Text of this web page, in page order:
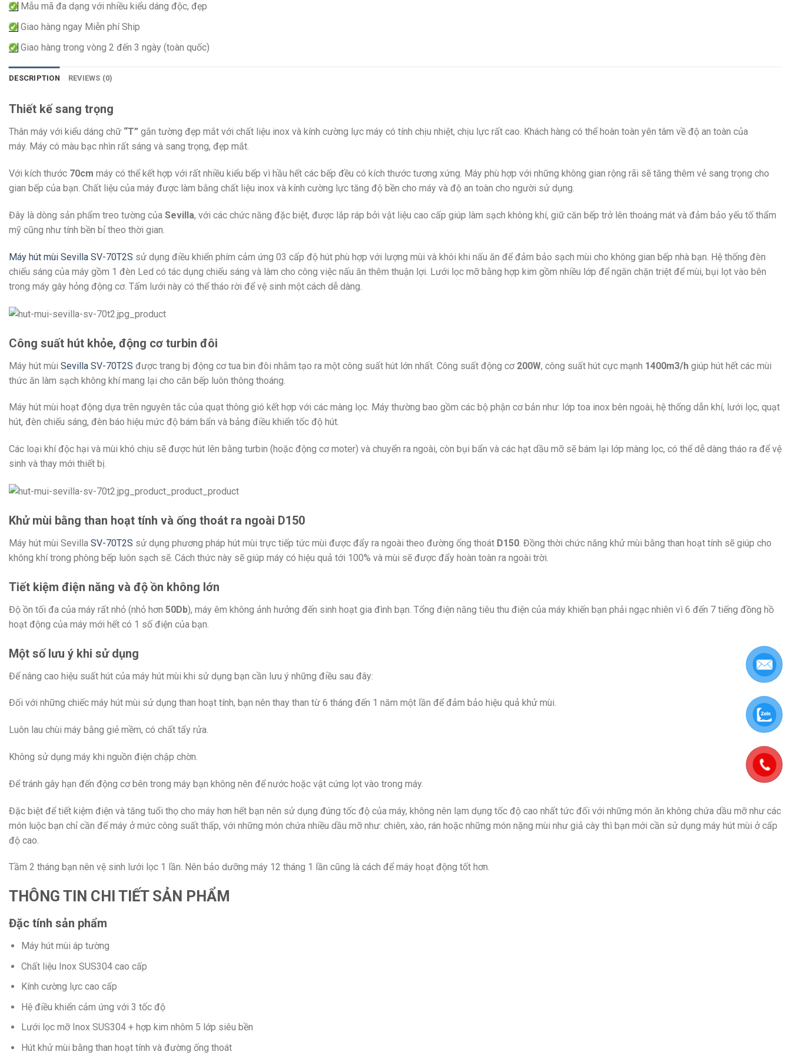
Mẫu mã đa dạng với nhiều kiểu dáng độc, đẹp
Giao hàng ngay Miễn phí Ship
Giao hàng trong vòng 2 đến 3 ngày (toàn quốc)
DESCRIPTION REVIEWS (0)
Thiết kế sang trọng
Thân máy với kiểu dáng chữ “T” gắn tường đẹp mắt với chất liệu inox và kính cường lực máy có tính chịu nhiệt, chịu lực rất cao. Khách hàng có thể hoàn toàn yên tâm về độ an toàn của
máy. Máy có màu bạc nhìn rất sáng và sang trọng, đẹp mắt.
Với kích thước 70cm máy có thể kết hợp với rất nhiều kiểu bếp vì hầu hết các bếp đều có kích thước tương xứng. Máy phù hợp với những không gian rộng rãi sẽ tăng thêm vẻ sang trọng cho
gian bếp của bạn. Chất liệu của máy được làm bằng chất liệu inox và kính cường lực tăng độ bền cho máy và độ an toàn cho người sử dụng.
Đây là dòng sản phẩm treo tường của Sevilla, với các chức năng đặc biệt, được lắp ráp bởi vật liệu cao cấp giúp làm sạch không khí, giữ căn bếp trở lên thoáng mát và đảm bảo yếu tố thẩm
mỹ cũng như tính bền bỉ theo thời gian.
Máy hút mùi Sevilla SV-70T2S sử dụng điều khiển phím cảm ứng 03 cấp độ hút phù hợp với lượng mùi và khói khi nấu ăn để đảm bảo sạch mùi cho không gian bếp nhà bạn. Hệ thống đèn
chiếu sáng của máy gồm 1 đèn Led có tác dụng chiếu sáng và làm cho công việc nấu ăn thêm thuận lợi. Lưới lọc mỡ bằng hợp kim gồm nhiều lớp để ngăn chặn triệt để mùi, bụi lọt vào bên
trong máy gây hỏng động cơ. Tấm lưới này có thể tháo rời để vệ sinh một cách dễ dàng.
Công suất hút khỏe, động cơ turbin đôi
Máy hút mùi Sevilla SV-70T2S được trang bị động cơ tua bin đôi nhằm tạo ra một công suất hút lớn nhất. Công suất động cơ 200W, công suất hút cực mạnh 1400m3/h giúp hút hết các mùi
thức ăn làm sạch không khí mang lại cho căn bếp luôn thông thoáng.
Máy hút mùi hoạt động dựa trên nguyên tắc của quạt thông gió kết hợp với các màng lọc. Máy thường bao gồm các bộ phận cơ bản như: lớp toa inox bên ngoài, hệ thống dẫn khí, lưới lọc, quạt
hút, đèn chiếu sáng, đèn báo hiệu mức độ bám bẩn và bảng điều khiển tốc độ hút.
Các loại khí độc hại và mùi khó chịu sẽ được hút lên bằng turbin (hoặc động cơ moter) và chuyển ra ngoài, còn bụi bẩn và các hạt dầu mỡ sẽ bám lại lớp màng lọc, có thể dễ dàng tháo ra để vệ
sinh và thay mới thiết bị.
Khử mùi bằng than hoạt tính và ống thoát ra ngoài D150
Máy hút mùi Sevilla SV-70T2S sử dụng phương pháp hút mùi trực tiếp tức mùi được đẩy ra ngoài theo đường ống thoát D150. Đồng thời chức năng khử mùi bằng than hoạt tính sẽ giúp cho
không khí trong phòng bếp luôn sạch sẽ. Cách thức này sẽ giúp máy có hiệu quả tới 100% và mùi sẽ được đẩy hoàn toàn ra ngoài trời.
Tiết kiệm điện năng và độ ồn không lớn
Độ ồn tối đa của máy rất nhỏ (nhỏ hơn 50Db), máy êm không ảnh hưởng đến sinh hoạt gia đình bạn. Tổng điện năng tiêu thu điện của máy khiến bạn phải ngạc nhiên vì 6 đến 7 tiếng đồng hồ
hoạt động của máy mới hết có 1 số điện của bạn.
Một số lưu ý khi sử dụng
Để nâng cao hiệu suất hút của máy hút mùi khi sử dụng bạn cần lưu ý những điều sau đây:
Đối với những chiếc máy hút mùi sử dụng than hoạt tính, bạn nên thay than từ 6 tháng đến 1 năm một lần để đảm bảo hiệu quả khử mùi.
Luôn lau chùi máy bằng giẻ mềm, có chất tẩy rửa.
Không sử dụng máy khi nguồn điện chập chờn.
Để tránh gây hạn đến động cơ bên trong máy bạn không nên để nước hoặc vật cứng lọt vào trong máy.
Đặc biệt để tiết kiệm điện và tăng tuổi thọ cho máy hơn hết bạn nên sử dụng đúng tốc độ của máy, không nên lạm dụng tốc độ cao nhất tức đối với những món ăn không chứa dầu mỡ như các
món luộc bạn chỉ cần để máy ở mức công suất thấp, với những món chứa nhiều dầu mỡ như: chiên, xào, rán hoặc những món nặng mùi như giả cày thì bạn mới cần sử dụng máy hút mùi ở cấp
độ cao.
Tầm 2 tháng bạn nên vệ sinh lưới lọc 1 lần. Nên bảo dưỡng máy 12 tháng 1 lần cũng là cách để máy hoạt động tốt hơn.
THÔNG TIN CHI TIẾT SẢN PHẨM
Đặc tính sản phẩm
Máy hút mùi áp tường
Chất liệu Inox SUS304 cao cấp
Kính cường lực cao cấp
Hệ điều khiển cảm ứng với 3 tốc độ
Lưới lọc mỡ Inox SUS304 + hợp kim nhôm 5 lớp siêu bền
Hút khử mùi bằng than hoạt tính và đường ống thoát